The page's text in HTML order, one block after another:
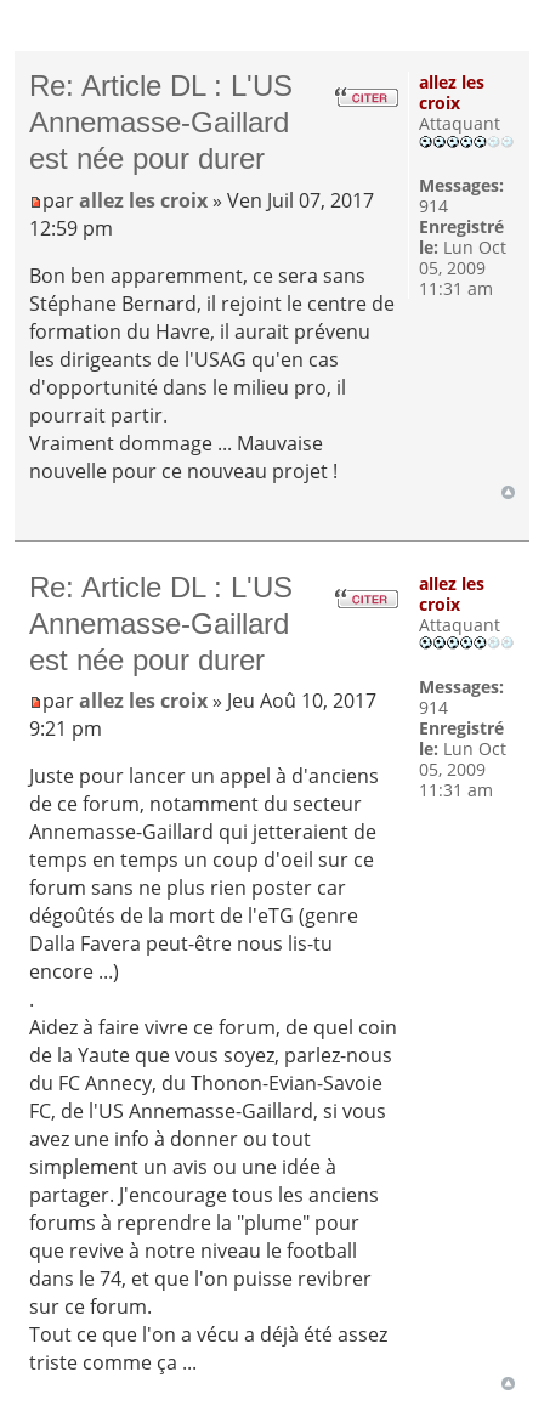
Re: Article DL : L'US
Annemasse-Gaillard
est née pour durer
parallez les croix » Ven Juil 07, 2017
12:59 pm
Bon ben apparemment, ce sera sans
Stéphane Bernard, il rejoint le centre de
formation du Havre, il aurait prévenu
les dirigeants de l'USAG qu'en cas
d'opportunité dans le milieu pro, il
pourrait partir.
Vraiment dommage ... Mauvaise
nouvelle pour ce nouveau projet !
allez les
croix
Attaquant
Messages:
914
Enregistré
le: Lun Oct
05, 2009
11:31 am
Re: Article DL : L'US
Annemasse-Gaillard
est née pour durer
parallez les croix» Jeu Aoû 10, 2017
9:21 pm
Juste pour lancer un appel à d'anciens
de ce forum, notamment du secteur
Annemasse-Gaillard qui jetteraient de
temps en temps un coup d'oeil sur ce
forum sans ne plus rien poster car
dégoûtés de la mort de l'eTG (genre
Dalla Favera peut-être nous lis-tu
encore ...)
.
Aidez à faire vivre ce forum, de quel coin
de la Yaute que vous soyez, parlez-nous
du FC Annecy, du Thonon-Evian-Savoie
FC, de l'US Annemasse-Gaillard, si vous
avez une info à donner ou tout
simplement un avis ou une idée à
partager. J'encourage tous les anciens
forums à reprendre la "plume" pour
que revive à notre niveau le football
dans le 74, et que l'on puisse revibrer
sur ce forum.
Tout ce que l'on a vécu a déjà été assez
triste comme ça ...
allez les
croix
Attaquant
Messages:
914
Enregistré
le: Lun Oct
05, 2009
11:31 am